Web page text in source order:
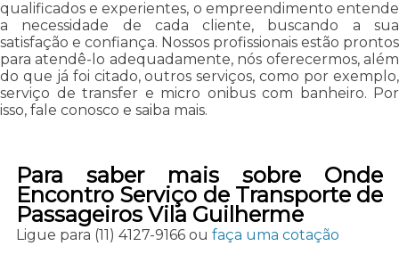
qualificados e experientes, o empreendimento entende
a necessidade de cada cliente, buscando a sua
satisfação e confiança. Nossos profissionais estão prontos
para atendê-lo adequadamente, nós oferecermos, além
do que já foi citado, outros serviços, como por exemplo,
serviço de transfer e micro onibus com banheiro. Por
isso, fale conosco e saiba mais.
Para saber mais sobre Onde
Encontro Serviço de Transporte de
Passageiros Vila Guilherme
Ligue para (11) 4127-9166ou faça uma cotação